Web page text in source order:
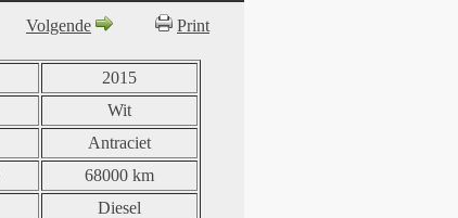
Volgende Print
2015
Wit
Antraciet
68000 km
Diesel